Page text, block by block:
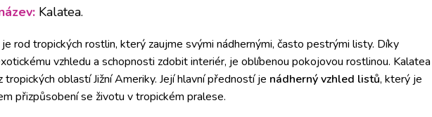
Kalatea.
je rod tropických rostlin, který zaujme svými nádhernými, často pestrými listy. Díky
vzhledu a schopnosti zdobit interiér, je oblíbenou pokojovou rostlinou. Kalatea
tropických oblastí Jižní Ameriky. Její hlavní předností je nádherný vzhled listů, který je
přizpůsobení se životu v tropickém pralese.